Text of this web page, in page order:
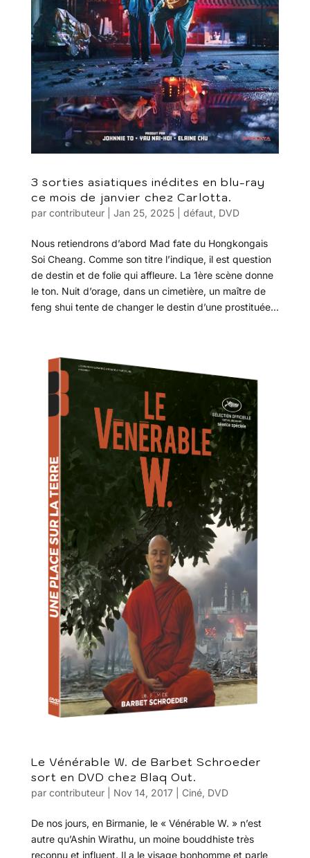
3 sorties asiatiques inédites en blu-ray
ce mois de janvier chez Carlotta.
par contributeur| Jan 25, 2025| défaut, DVD
Nous retiendrons d’abord Mad fate du Hongkongais
Soi Cheang. Comme son titre l’indique, il est question
de destin et de folie qui affleure. La 1ère scène donne
le ton. Nuit d’orage, dans un cimetière, un maître de
feng shui tente de changer le destin d’une prostituée...
Le Vénérable W. de Barbet Schroeder
sort en DVD chez Blaq Out.
par contributeur| Nov 14, 2017| Ciné, DVD
De nos jours, en Birmanie, le « Vénérable W. » n’est
autre qu’Ashin Wirathu, un moine bouddhiste très
reconnu et influent. Il a le visage bonhomme et parle